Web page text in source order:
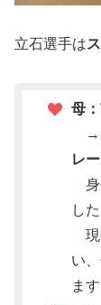
立石選手は
母
→
レ
身
し
現
い
ます